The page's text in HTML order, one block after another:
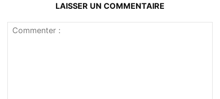
LAISSER UN COMMENTAIRE